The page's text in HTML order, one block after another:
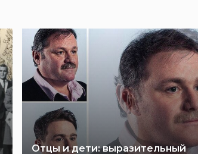
Отцы и дети: выразительный